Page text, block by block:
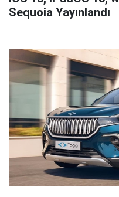
Sequoia Yayınlandı